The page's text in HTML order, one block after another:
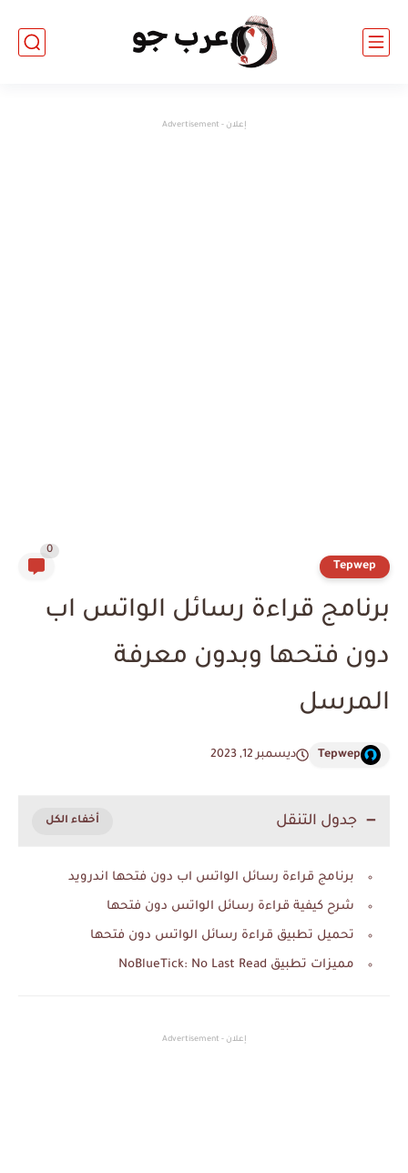
إعلان - Advertisement
Tepwep
0
برنامج قراءة رسائل الواتس اب
دون فتحها وبدون معرفة
المرسل
Tepwep ديسمبر 12, 2023
جدول التنقل
برنامج قراءة رسائل الواتس اب دون فتحها اندرويد
شرح كيفية قراءة رسائل الواتس دون فتحها
تحميل تطبيق قراءة رسائل الواتس دون فتحها
مميزات تطبيق NoBlueTick: No Last Read
إعلان - Advertisement